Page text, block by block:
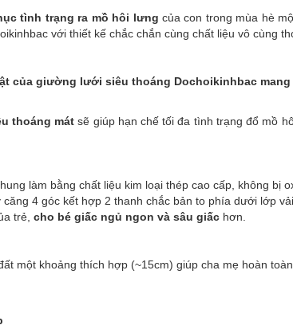
tình trạng ra mồ hôi lưng của con trong mùa hè
với thiết kế chắc chắn cùng chất liệu vô cùng
của giường lưới siêu thoáng Dochoikinhbac mang
thoáng mátsẽ giúp hạn chế tối đa tình trạng đổ mồ
làm bằng chất liệu kim loại thép cao cấp, không bị
4 góc kết hợp 2 thanh chắc bản to phía dưới lớp
trẻ, cho bé giấc ngủ ngon và sâu giấc hơn.
một khoảng thích hợp (~15cm) giúp cha mẹ hoàn